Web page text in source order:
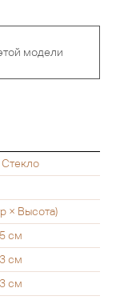
модели
× Высота)
см
см
см